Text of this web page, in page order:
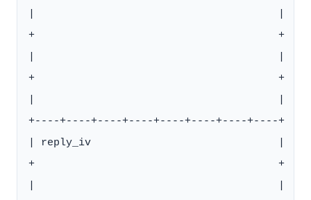
+                                       +
+                                       +
+----+----+----+----+----+----+----+----+
| reply_iv                              |
+                                       +